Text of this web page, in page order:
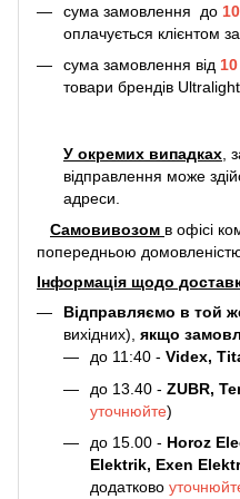
сума замовлення до
оплачується клієнтом
сума замовлення від
товари брендів
У окремих випадках ,
відправлення може
адреси.
Самовивозом в офісі
попередньою
Інформація щодо
Відправляємо в той
вихідних), якщо
до 11:40 - Videx,
до 13.40 - ZUBR,
уточнюйте)
до 15.00 - Horoz
Elektrik, Exen
додатково